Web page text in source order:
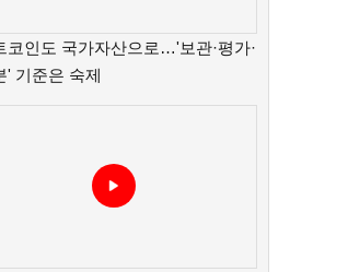
코인도 국가자산으로…'보관·평가·
' 기준은 숙제